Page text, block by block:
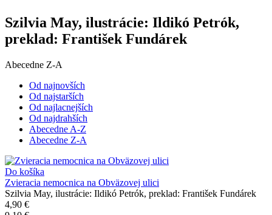
Szilvia May, ilustrácie: Ildikó Petrók,
preklad: František Fundárek
Abecedne Z-A
Od najnovších
Od najstarších
Od najlacnejších
Od najdrahších
Abecedne A-Z
Abecedne Z-A
Do košíka
Zvieracia nemocnica na Obväzovej ulici
Szilvia May, ilustrácie: Ildikó Petrók, preklad: František Fundárek
4,90 €